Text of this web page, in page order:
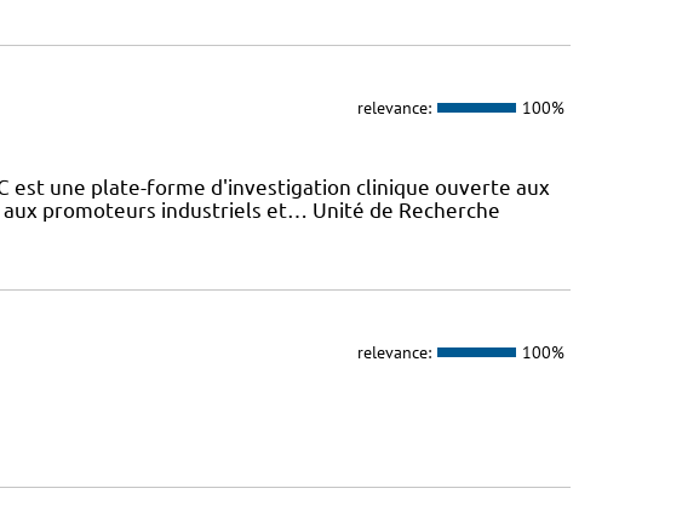
relevance: 100%
est une plate-forme d'investigation clinique ouverte aux
promoteurs industriels et… Unité de Recherche
relevance: 100%